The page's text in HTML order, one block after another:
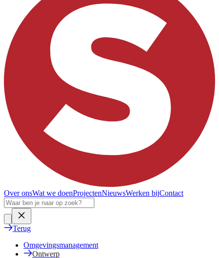
Over onsWat we doenProjectenNieuwsWerken bijContact
Terug
Omgevingsmanagement
Ontwerp